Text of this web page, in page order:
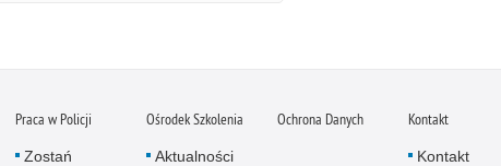
Praca w Policji
Zostań
Ośrodek Szkolenia
Aktualności
Ochrona Danych Kontakt
Kontakt